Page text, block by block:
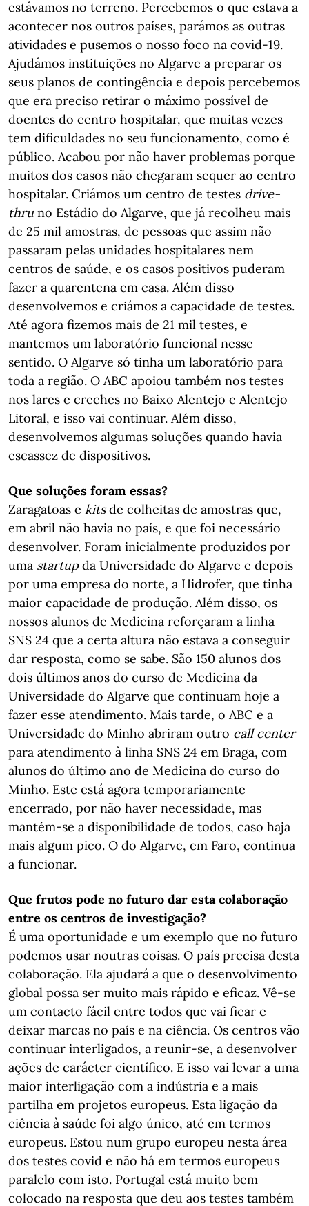
estávamos no terreno. Percebemos o que estava a
acontecer nos outros países, parámos as outras
atividades e pusemos o nosso foco na covid-19.
Ajudámos instituições no Algarve a preparar os
seus planos de contingência e depois percebemos
que era preciso retirar o máximo possível de
doentes do centro hospitalar, que muitas vezes
tem dificuldades no seu funcionamento, como é
público. Acabou por não haver problemas porque
muitos dos casos não chegaram sequer ao centro
hospitalar. Criámos um centro de testes drive-
thruno Estádio do Algarve, que já recolheu mais
de 25 mil amostras, de pessoas que assim não
passaram pelas unidades hospitalares nem
centros de saúde, e os casos positivos puderam
fazer a quarentena em casa. Além disso
desenvolvemos e criámos a capacidade de testes.
Até agora fizemos mais de 21 mil testes, e
mantemos um laboratório funcional nesse
sentido. O Algarve só tinha um laboratório para
toda a região. O ABC apoiou também nos testes
nos lares e creches no Baixo Alentejo e Alentejo
Litoral, e isso vai continuar. Além disso,
desenvolvemos algumas soluções quando havia
escassez de dispositivos.
Que soluções foram essas?
Zaragatoas e kitsde colheitas de amostras que,
em abril não havia no país, e que foi necessário
desenvolver. Foram inicialmente produzidos por
uma startupda Universidade do Algarve e depois
por uma empresa do norte, a Hidrofer, que tinha
maior capacidade de produção. Além disso, os
nossos alunos de Medicina reforçaram a linha
SNS 24 que a certa altura não estava a conseguir
dar resposta, como se sabe. São 150 alunos dos
dois últimos anos do curso de Medicina da
Universidade do Algarve que continuam hoje a
fazer esse atendimento. Mais tarde, o ABC e a
Universidade do Minho abriram outro call center
para atendimento à linha SNS 24 em Braga, com
alunos do último ano de Medicina do curso do
Minho. Este está agora temporariamente
encerrado, por não haver necessidade, mas
mantém-se a disponibilidade de todos, caso haja
mais algum pico. O do Algarve, em Faro, continua
a funcionar.
Que frutos pode no futuro dar esta colaboração
entre os centros de investigação?
É uma oportunidade e um exemplo que no futuro
podemos usar noutras coisas. O país precisa desta
colaboração. Ela ajudará a que o desenvolvimento
global possa ser muito mais rápido e eficaz. Vê-se
um contacto fácil entre todos que vai ficar e
deixar marcas no país e na ciência. Os centros vão
continuar interligados, a reunir-se, a desenvolver
ações de carácter científico. E isso vai levar a uma
maior interligação com a indústria e a mais
partilha em projetos europeus. Esta ligação da
ciência à saúde foi algo único, até em termos
europeus. Estou num grupo europeu nesta área
dos testes covid e não há em termos europeus
paralelo com isto. Portugal está muito bem
colocado na resposta que deu aos testes também